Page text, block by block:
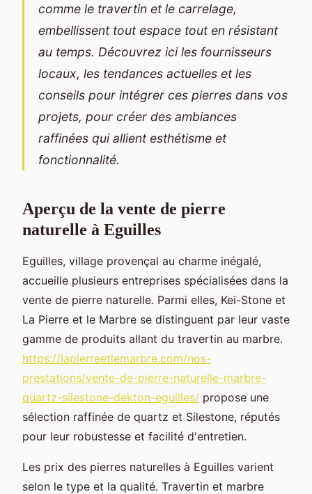
comme le travertin et le carrelage,
embellissent tout espace tout en résistant
au temps. Découvrez ici les fournisseurs
locaux, les tendances actuelles et les
conseils pour intégrer ces pierres dans vos
projets, pour créer des ambiances
raffinées qui allient esthétisme et
fonctionnalité.
Aperçu de la vente de pierre
naturelle à Eguilles
Eguilles, village provençal au charme inégalé,
accueille plusieurs entreprises spécialisées dans la
vente de pierre naturelle. Parmi elles, Kei-Stone et
La Pierre et le Marbre se distinguent par leur vaste
gamme de produits allant du travertin au marbre.
https://lapierreetlemarbre.com/nos-
prestations/vente-de-pierre-naturelle-marbre-
quartz-silestone-dekton-eguilles/ propose une
sélection raffinée de quartz et Silestone, réputés
pour leur robustesse et facilité d'entretien.
Les prix des pierres naturelles à Eguilles varient
selon le type et la qualité. Travertin et marbre